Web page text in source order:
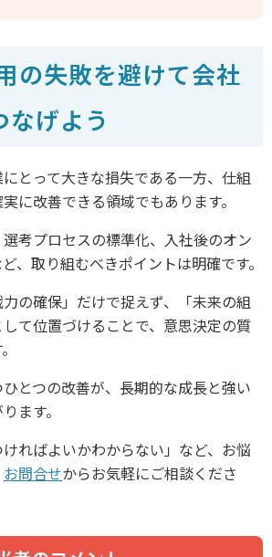
の失敗を避けて会社
なげよう
とって大きな損失である一方、仕組
に改善できる領域でもあります。
考プロセスの標準化、入社後のオン
、取り組むべきポイントは明確です。
の確保」だけで捉えず、「未来の組
て位置づけることで、意思決定の質
とつの改善が、長期的な成長と強い
ます。
ればよいかわからない」など、お悩
お問合せからお気軽にご相談くださ